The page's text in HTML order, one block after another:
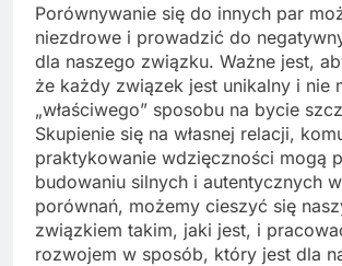
Porównywanie się do innych par
niezdrowe i prowadzić do
dla naszego związku. Ważne jest,
że każdy związek jest unikalny i nie
„właściwego” sposobu na bycie
Skupienie się na własnej relacji,
praktykowanie wdzięczności mogą
budowaniu silnych i autentycznych
porównań, możemy cieszyć się
związkiem takim, jaki jest, i
rozwojem w sposób, który jest dla